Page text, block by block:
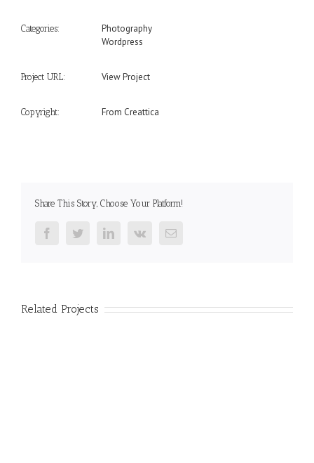
Categories:
Photography
Wordpress
Project URL: View Project
Copyright: From Creattica
Share This Story, Choose Your Platform!
FacebookTwitterLinkedInVk Email
Related Projects